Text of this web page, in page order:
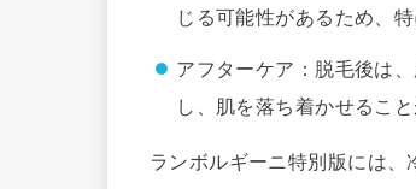
じる可能性があるため、
アフターケア：脱毛後は
し、肌を落ち着かせること
ランボルギーニ特別版には